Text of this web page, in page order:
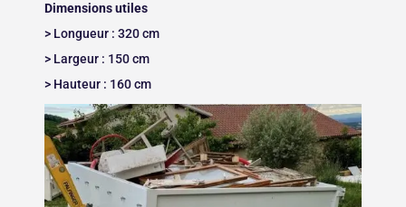
Dimensions utiles
> Longueur : 320 cm
> Largeur : 150 cm
> Hauteur : 160 cm